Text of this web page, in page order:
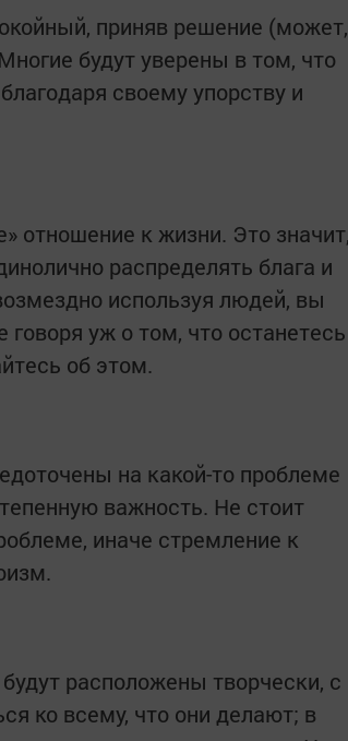
приняв решение (может,
будут уверены в том, что
своему упорству и
отношение к жизни. Это
распределять блага и
используя людей, вы
уж о том, что останетесь
об этом.
на какой-то проблеме
важность. Не стоит
иначе стремление к
расположены творчески, с
ко всему, что они делают; в